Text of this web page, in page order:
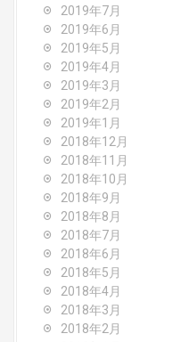
2019年7月
2019年6月
2019年5月
2019年4月
2019年3月
2019年2月
2019年1月
2018年12月
2018年11月
2018年10月
2018年9月
2018年8月
2018年7月
2018年6月
2018年5月
2018年4月
2018年3月
2018年2月